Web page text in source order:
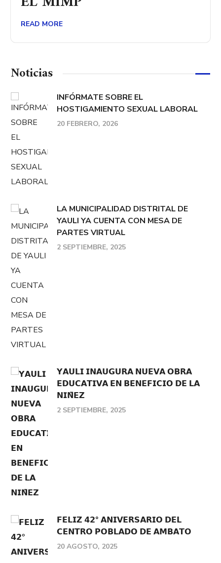
READ MORE
Noticias
INFÓRMATE SOBRE EL
HOSTIGAMIENTO SEXUAL LABORAL
20 FEBRERO, 2026
LA MUNICIPALIDAD DISTRITAL DE
YAULI YA CUENTA CON MESA DE
PARTES VIRTUAL
2 SEPTIEMBRE, 2025
𝗬𝗔𝗨𝗟𝗜 𝗜𝗡𝗔𝗨𝗚𝗨𝗥𝗔 𝗡𝗨𝗘𝗩𝗔 𝗢𝗕𝗥𝗔
𝗘𝗗𝗨𝗖𝗔𝗧𝗜𝗩𝗔 𝗘𝗡 𝗕𝗘𝗡𝗘𝗙𝗜𝗖𝗜𝗢 𝗗𝗘 𝗟𝗔
𝗡𝗜𝗡̃𝗘𝗭
2 SEPTIEMBRE, 2025
𝗙𝗘𝗟𝗜𝗭 𝟰𝟮° 𝗔𝗡𝗜𝗩𝗘𝗥𝗦𝗔𝗥𝗜𝗢 𝗗𝗘𝗟
𝗖𝗘𝗡𝗧𝗥𝗢 𝗣𝗢𝗕𝗟𝗔𝗗𝗢 𝗗𝗘 𝗔𝗠𝗕𝗔𝗧𝗢
20 AGOSTO, 2025